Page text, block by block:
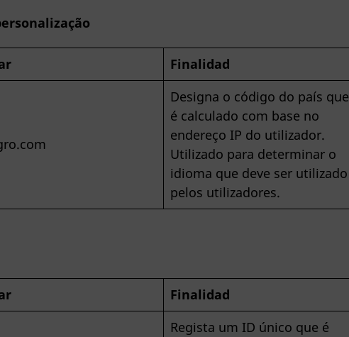
Finalidad
Designa o código do país que
é calculado com base no
endereço IP do utilizador.
Utilizado para determinar o
idioma que deve ser utilizado
pelos utilizadores.
Finalidad
Regista um ID único que é